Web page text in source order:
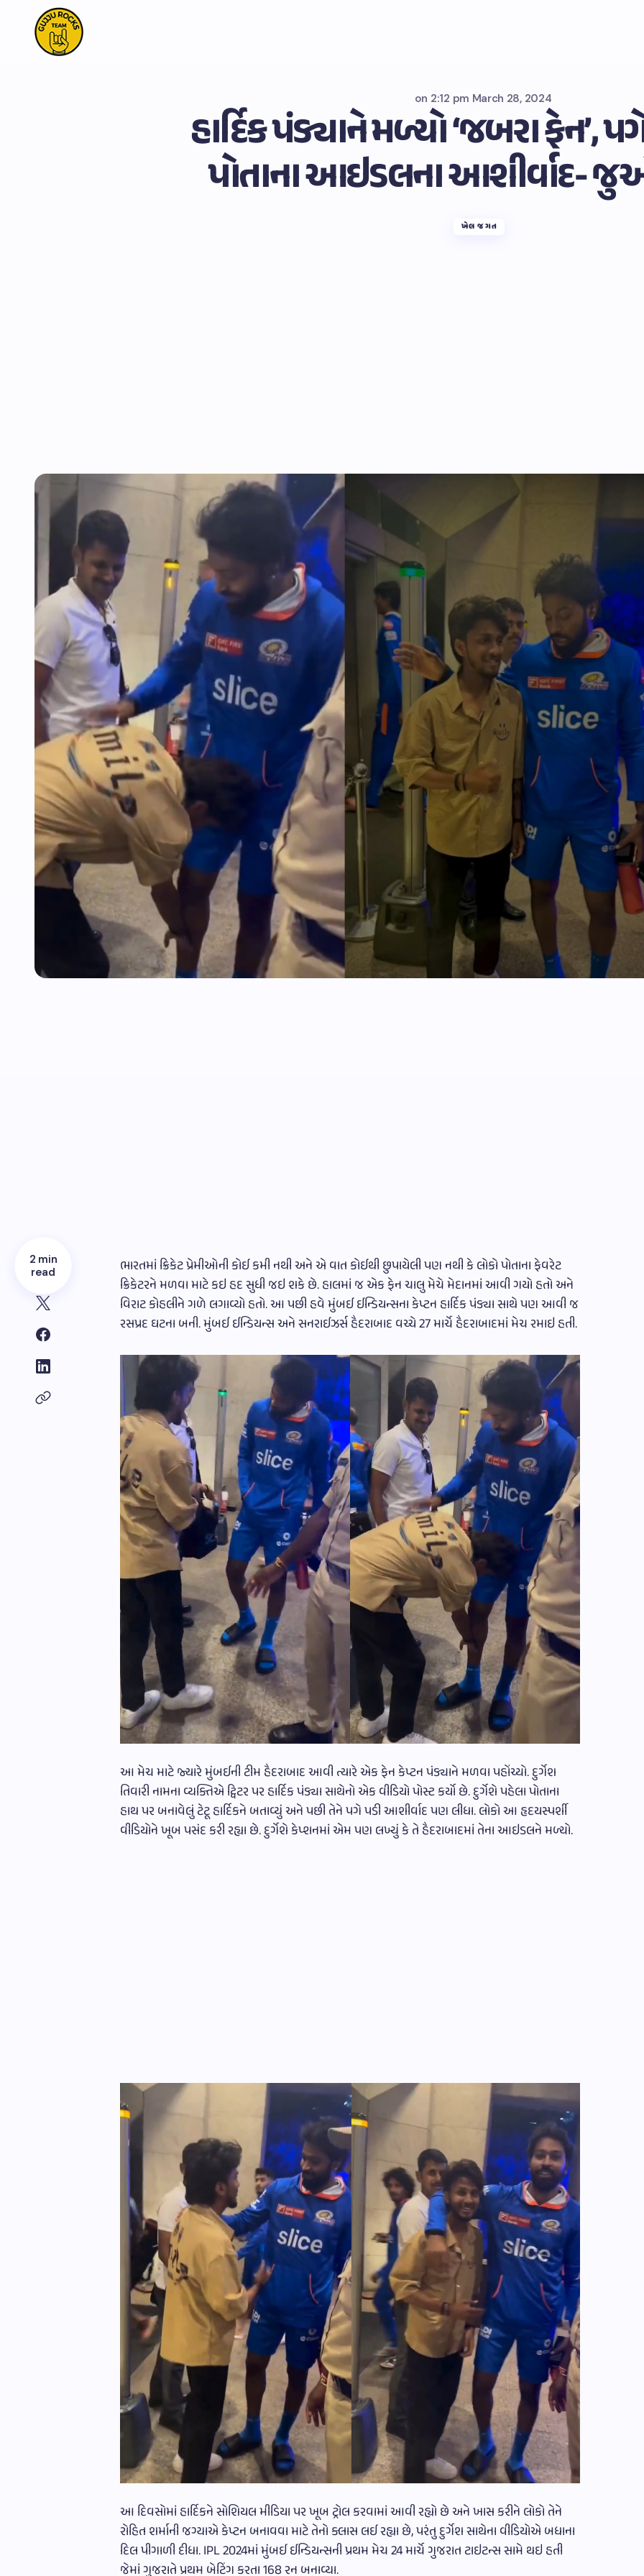
on 2:12 pm March 28, 2024
હાર્દિક પંડ્યાને મળ્યો ‘જબરા ફેન’,
પોતાના આઇડલના આશીર્વાદ-
ખેલ જગત
2 min
read
ભારતમાં ક્રિકેટ પ્રેમીઓની કોઈ કમી નથી અને એ વાત કોઈથી છુપાયેલી પણ નથી કે લોકો પોતાના ફેવરેટ
ક્રિકેટરને મળવા માટે કઇ હદ સુધી જઇ શકે છે. હાલમાં જ એક ફેન ચાલુ મેચે મેદાનમાં આવી ગયો હતો અને
વિરાટ કોહલીને ગળે લગાવ્યો હતો. આ પછી હવે મુંબઈ ઈન્ડિયન્સના કેપ્ટન હાર્દિક પંડ્યા સાથે પણ આવી જ
રસપ્રદ ઘટના બની. મુંબઈ ઈન્ડિયન્સ અને સનરાઈઝર્સ હૈદરાબાદ વચ્ચે 27 માર્ચે હૈદરાબાદમાં મેચ રમાઇ હતી.
આ મેચ માટે જ્યારે મુંબઈની ટીમ હૈદરાબાદ આવી ત્યારે એક ફેન કેપ્ટન પંડ્યાને મળવા પહોંચ્યો. દુર્ગેશ
તિવારી નામના વ્યક્તિએ ટ્વિટર પર હાર્દિક પંડ્યા સાથેનો એક વીડિયો પોસ્ટ કર્યો છે. દુર્ગેશે પહેલા પોતાના
હાથ પર બનાવેલું ટેટૂ હાર્દિકને બતાવ્યું અને પછી તેને પગે પડી આશીર્વાદ પણ લીધા. લોકો આ હૃદયસ્પર્શી
વીડિયોને ખૂબ પસંદ કરી રહ્યા છે. દુર્ગેશે કેપ્શનમાં એમ પણ લખ્યું કે તે હૈદરાબાદમાં તેના આઇડલને મળ્યો.
આ દિવસોમાં હાર્દિકને સોશિયલ મીડિયા પર ખૂબ ટ્રોલ કરવામાં આવી રહ્યો છે અને ખાસ કરીને લોકો તેને
રોહિત શર્માની જગ્યાએ કેપ્ટન બનાવવા માટે તેનો ક્લાસ લઈ રહ્યા છે, પરંતુ દુર્ગેશ સાથેના વીડિયોએ બધાના
દિલ પીગાળી દીધા. IPL 2024માં મુંબઈ ઈન્ડિયન્સની પ્રથમ મેચ 24 માર્ચે ગુજરાત ટાઇટન્સ સામે થઇ હતી
જેમાં ગુજરાતે પ્રથમ બેટિંગ કરતા 168 રન બનાવ્યા.